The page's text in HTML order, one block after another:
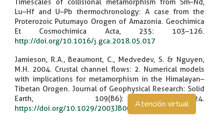
Lu–Hf and U–Pb thermochronology: A case from the
Proterozoic Putumayo Orogen of Amazonia. Geochimica
Et Cosmochimica Acta, 235: 103–126.
http://doi.org/10.1016/j.gca.2018.05.017
Jamieson, R.A., Beaumont, C., Medvedev, S. & Nguyen,
M.H. 2004. Crustal channel flows: 2. Numerical models
with implications for metamorphism in the Himalayan–
Tibetan Orogen. Journal of Geophysical Research: Solid
Earth, 109(B6): 1–24.
https://doi.org/10.1029/2003JB002811Atención virtual